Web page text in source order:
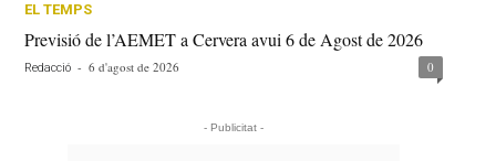
EL TEMPS
Previsió de l’AEMET a Cervera avui 6 de Agost de 2026
Redacció - 6 d'agost de 2026 0
- Publicitat -